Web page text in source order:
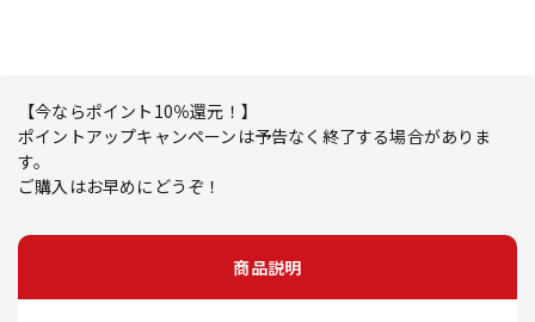
【今ならポイント10％還元！】
ポイントアップキャンペーンは予告なく終了する場合がありま
す。
ご購入はお早めにどうぞ！
商品説明